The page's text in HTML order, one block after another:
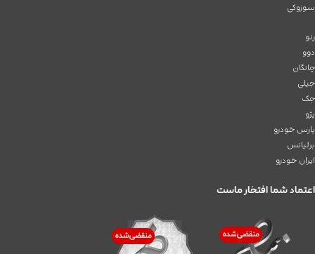
سوزوکی
رنو
دوو
چانگان
جیلی
جک
پژو
پارس خودرو
برلیانس
ایران خودرو
اعتماد شما افتخار ماست